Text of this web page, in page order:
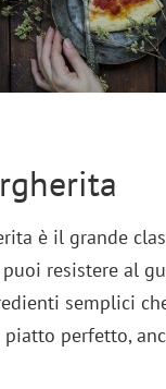
è il grande
puoi resistere al
semplici
perfetto,